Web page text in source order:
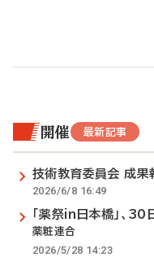
開催 最新記事
技術教育委員会 成果
2026/6/8 16:49
「薬祭in日本橋」、30
薬粧連合
2026/5/28 14:23